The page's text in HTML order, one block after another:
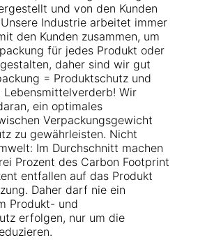
und von den Kunden
Industrie arbeitet immer
den Kunden zusammen, um
für jedes Produkt oder
daher sind wir gut
= Produktschutz und
Lebensmittelverderb! Wir
ein optimales
Verpackungsgewicht
zu gewährleisten. Nicht
Im Durchschnitt machen
Prozent des Carbon Footprint
entfallen auf das Produkt
Daher darf nie ein
Produkt- und
erfolgen, nur um die